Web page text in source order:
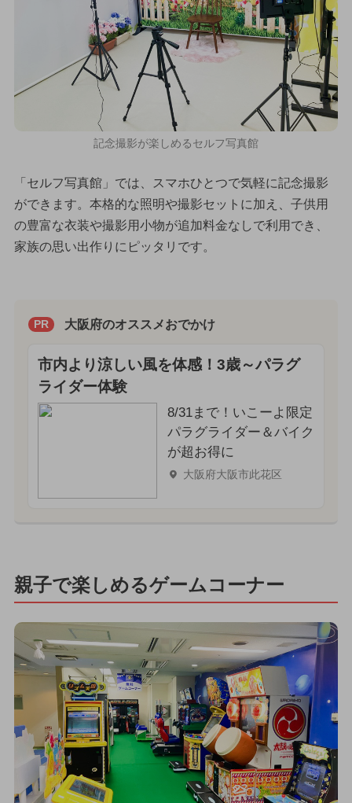
記念撮影が楽しめるセルフ写真館
「セルフ写真館」では、スマホひとつで気軽に記念撮影
ができます。本格的な照明や撮影セットに加え、子供用
の豊富な衣装や撮影用小物が追加料金なしで利用でき、
家族の思い出作りにピッタリです。
PR 大阪府のオススメおでかけ
市内より涼しい風を体感！3歳～パラグ
ライダー体験
8/31まで！いこーよ限定
パラグライダー＆バイク
が超お得に
大阪府大阪市此花区
親子で楽しめるゲームコーナー